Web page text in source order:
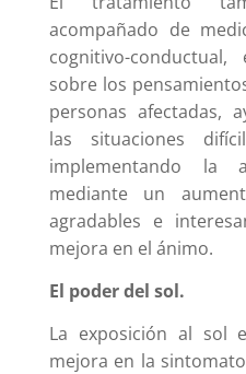
acompañado de
cognitivo-
sobre los
personas afectadas,
las situaciones
implementando la
mediante un
agradables e
mejora en el ánimo.
El poder del sol.
La exposición al sol
mejora en la